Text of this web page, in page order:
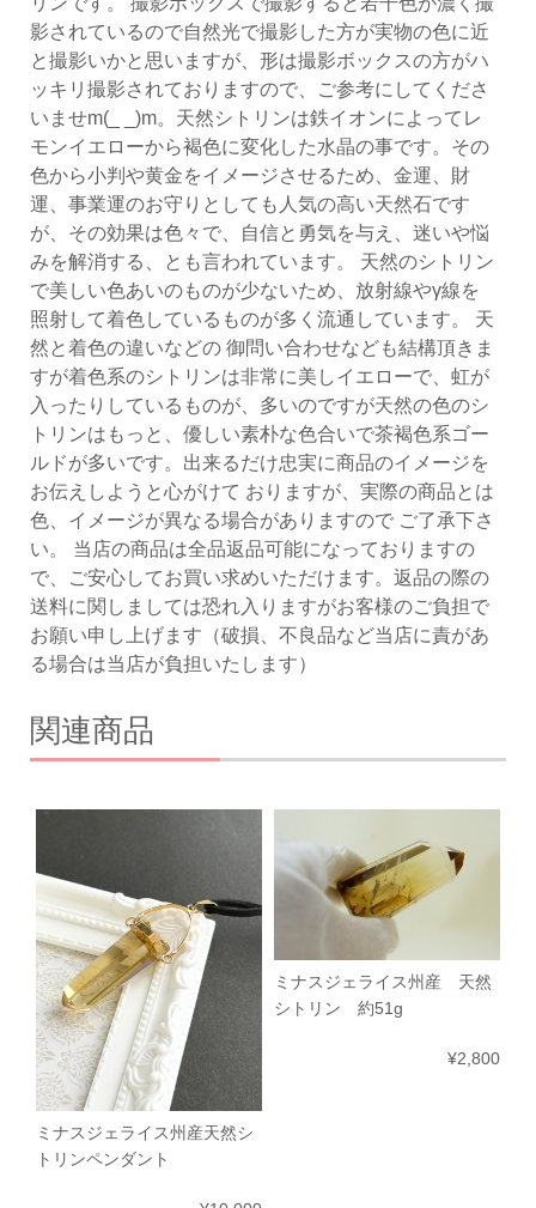
影されているので自然光で撮影した方が実物の色に近
と撮影いかと思いますが、形は撮影ボックスの方がハ
ッキリ撮影されておりますので、ご参考にしてくださ
いませm(_ _)m。天然シトリンは鉄イオンによってレ
モンイエローから褐色に変化した水晶の事です。その
色から小判や黄金をイメージさせるため、金運、財
運、事業運のお守りとしても人気の高い天然石です
が、その効果は色々で、自信と勇気を与え、迷いや悩
みを解消する、とも言われています。 天然のシトリン
で美しい色あいのものが少ないため、放射線やγ線を
照射して着色しているものが多く流通しています。 天
然と着色の違いなどの 御問い合わせなども結構頂きま
すが着色系のシトリンは非常に美しイエローで、虹が
入ったりしているものが、多いのですが天然の色のシ
トリンはもっと、優しい素朴な色合いで茶褐色系ゴー
ルドが多いです。出来るだけ忠実に商品のイメージを
お伝えしようと心がけて おりますが、実際の商品とは
色、イメージが異なる場合がありますので ご了承下さ
い。 当店の商品は全品返品可能になっておりますの
で、ご安心してお買い求めいただけます。返品の際の
送料に関しましては恐れ入りますがお客様のご負担で
お願い申し上げます（破損、不良品など当店に責があ
る場合は当店が負担いたします）
関連商品
ミナスジェライス州産天然シ
トリンペンダント
ミナスジェライス州産 天然
シトリン 約51g
¥2,800